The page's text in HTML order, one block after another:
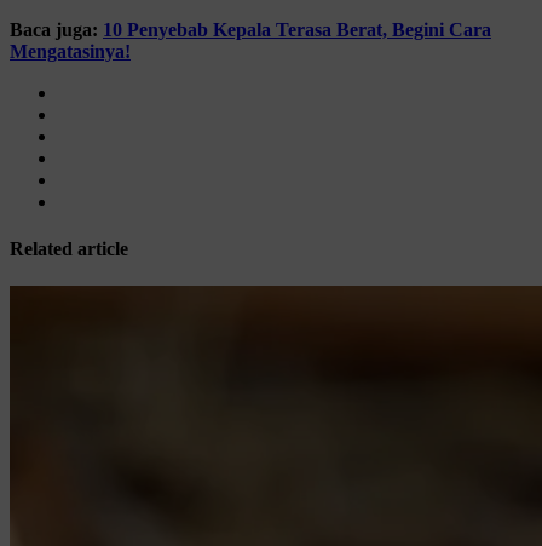
Baca juga: 10 Penyebab Kepala Terasa Berat, Begini Cara
Mengatasinya!
Related article